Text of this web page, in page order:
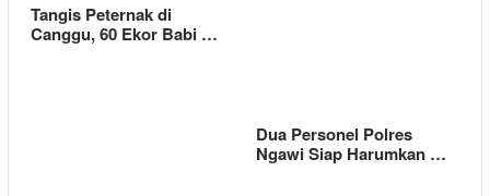
Tangis Peternak di
Canggu, 60 Ekor Babi …
Dua Personel Polres
Ngawi Siap Harumkan …